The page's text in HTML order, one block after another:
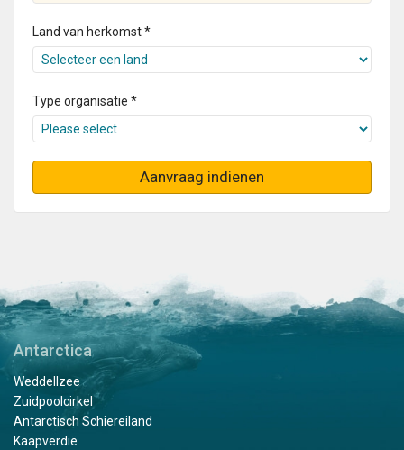
Land van herkomst *
Type organisatie *
Aanvraag indienen
Antarctica
Weddellzee
Zuidpoolcirkel
Antarctisch Schiereiland
Kaapverdië